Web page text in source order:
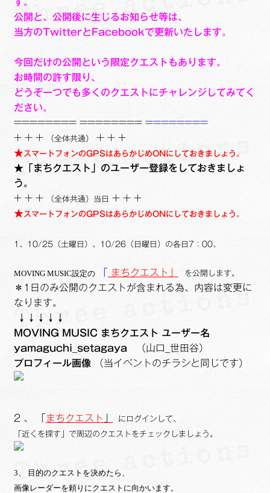
す。
公開と、公開後に生じるお知らせ等は、
当方のTwitterとFacebookで更新いたします。
今回だけの公開という限定クエストもあります。
お時間の許す限り、
どうぞ一つでも多くのクエストにチャレンジしてみてく
ださい。
======== ================
+ + +
（全体共通 ）
+ + +
★スマートフォンのGPSはあらかじめONにしておきましょう。
★「まちクエスト」のユーザー登録をしておきましょ
う。
+ + +
（全体共通）当日
+ + +
★スマートフォンのGPSはあらかじめONにしておきましょう。
1、10/25（土曜日）、10/26（日曜日）の各日7：00、
MOVING MUSIC設定の まちクエスト」 を公開します。
＊1日のみ公開のクエストが含まれる為、内容は変更に
なります。
↓↓↓↓↓
MOVING MUSIC まちクエスト ユーザー名
yamaguchi_setagaya
（山口_世田谷）
プロフィール画像
（当イベントのチラシと同じです）
2 、 まちクエスト
にログインして、
「近くを探す」で周辺のクエストをチェックしましょう。
3、
目的のクエストを決めたら、
画像レーダーを頼りにクエストに向かいます。